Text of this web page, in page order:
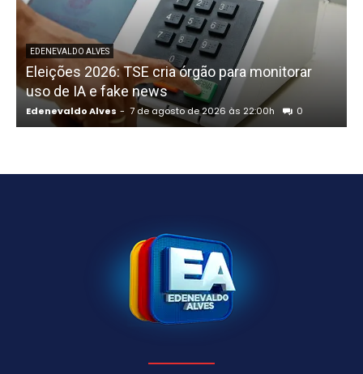
EDENEVALDO ALVES
Eleições 2026: TSE cria órgão para monitorar
uso de IA e fake news
Edenevaldo Alves - 7 de agosto de 2026 às 22:00h 0